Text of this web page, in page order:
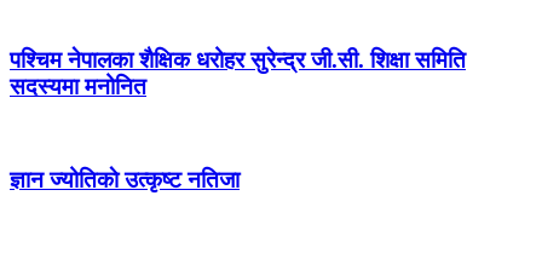
पश्चिम नेपालका शैक्षिक धरोहर सुरेन्द्र जी.सी. शिक्षा समिति
सदस्यमा मनोनित
ज्ञान ज्योतिकाे उत्कृष्ट नतिजा